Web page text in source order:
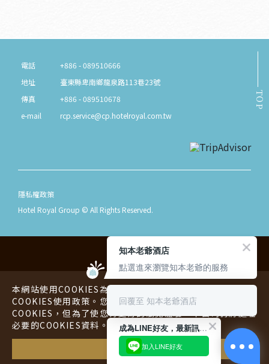
本網站使用COOKIES為您提供更好的用戶體驗，請您詳閱
COOKIES使用政策。您可以同意或拒絕本公司蒐集您的
COOKIES，但為了使您有更好的瀏覽體驗，本公司仍將處理
必要的COOKIES資料。
了解
・・
TOP
電話
+886 - 089510666
地址
臺東縣卑南鄉龍泉路113巷23號
傳真
+886 - 089510678
e-mail
rcp.service@cp.hotelroyal.com.tw
隱私權政策
Hotel Royal Group © All Rights Reserved.
老爺酒店 老爺行旅
海外酒店
成為LINE好友，最新訊息不漏接！
加入LINE好友
知本老爺酒店
點選進來瀏覽知本老爺的服務
回覆至 知本老爺酒店